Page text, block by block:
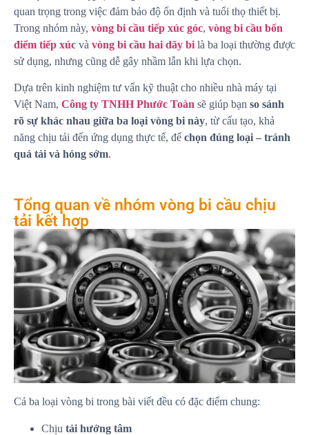
quan trọng trong việc đảm bảo độ ổn định và tuổi thọ thiết bị.
Trong nhóm này, vòng bi cầu tiếp xúc góc, vòng bi cầu bốn
điểm tiếp xúc và vòng bi cầu hai dãy bi là ba loại thường được
sử dụng, nhưng cũng dễ gây nhầm lẫn khi lựa chọn.
Dựa trên kinh nghiệm tư vấn kỹ thuật cho nhiều nhà máy tại
Việt Nam, Công ty TNHH Phước Toàn sẽ giúp bạn so sánh
rõ sự khác nhau giữa ba loại vòng bi này, từ cấu tạo, khả
năng chịu tải đến ứng dụng thực tế, để chọn đúng loại – tránh
quá tải và hỏng sớm.
Tổng quan về nhóm vòng bi cầu chịu
tải kết hợp
Cả ba loại vòng bi trong bài viết đều có đặc điểm chung:
Chịu tải hướng tâm